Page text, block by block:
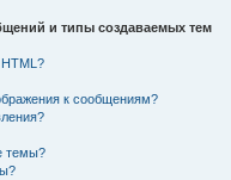
и типы создаваемых тем
к сообщениям?
темы?